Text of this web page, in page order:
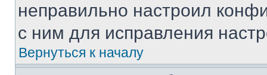
неправильно настроил
с ним для исправления
Вернуться к началу